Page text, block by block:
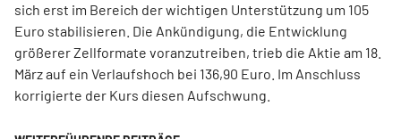
sich erst im Bereich der wichtigen Unterstützung um 105
Euro stabilisieren. Die Ankündigung, die Entwicklung
größerer Zellformate voranzutreiben, trieb die Aktie am 18.
März auf ein Verlaufshoch bei 136,90 Euro. Im Anschluss
korrigierte der Kurs diesen Aufschwung.